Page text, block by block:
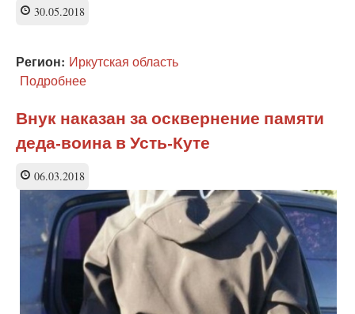
30.05.2018
Регион: Иркутская область
Подробнее
России
оказало
помощь
Внук наказан за осквернение памяти
деда-воина в Усть-Куте
06.03.2018